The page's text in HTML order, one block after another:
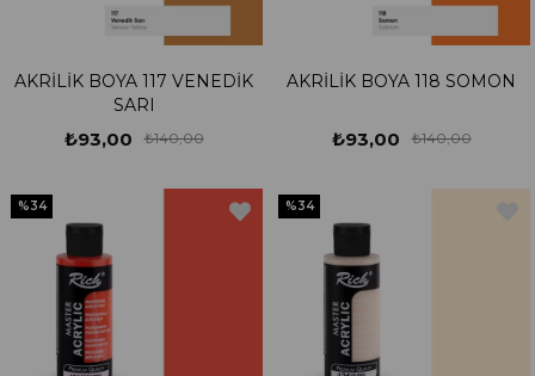
AKRİLİK BOYA 117 VENEDİK
SARI
₺93,00 ₺140,00
AKRİLİK BOYA 118 SOMON
₺93,00 ₺140,00
%34 %34